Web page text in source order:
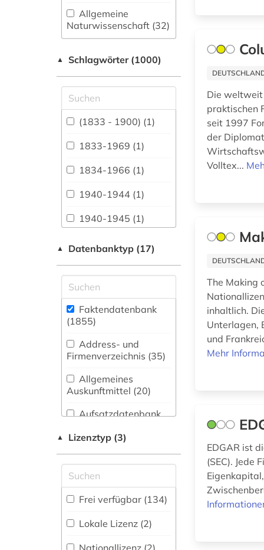
Allgemeine
Naturwissenschaft (32)
fachübergreifende
Allgemeine und
vergleichende Sprach-
und
Literaturwissenschaft.
Indogermanistik.
Außereuropäische
Sprachen und
Literaturen (54)
Anglistik.
Amerikanistik (20)
Vermessungswesen
(96)
Biologie,
Biotechnologie (213)
Buch- und
Informationswissenschaft
(28)
Chemie und
Elektrotechnik,
Elektronik,
Nachrichtentechnik (38)
Energietechnik (55)
Ethnologie (47)
Geographie (100)
▲ Schlagwörter (1000)
(1833 - 1900) (1)
1833-1969 (1)
1834-1966 (1)
1940-1944 (1)
1940-1945 (1)
1948-1980 (1)
3d-karte (1)
3r-prinzip (2)
aacr (1)
aarhus (3)
abbaubarer
kunststoff (1)
abbildung (1)
abfallwirtschaft (3)
abfluss (1)
abgabeordnung (1)
abgeordneter (2)
abschnitt 1 (3)
▲ Datenbanktyp (17)
Faktendatenbank
(1855)
Address- und
Firmenverzeichnis (35)
Allgemeines
Auskunftmittel (20)
Aufsatzdatenbank
Datenbank (47 )
Buchhandelsverzeichnis
(1
▲ Lizenztyp (3)
Frei verfügbar (134)
Lokale Lizenz (2)
Die weltweit
praktischen
seit 1997
der
Volltex...
The Making
inhaltlich.
Unterlagen,
und
Mehr
EDGAR ist
(SEC). Jede